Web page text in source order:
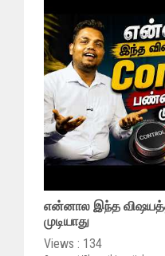
என்னால இந்த
முடியாது
Views : 134